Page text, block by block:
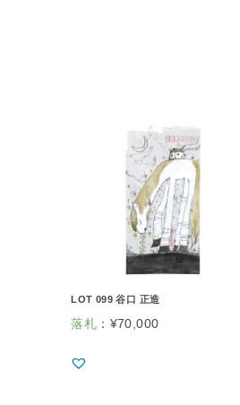
LOT 099 谷口 正造
落札 ： ¥70,000